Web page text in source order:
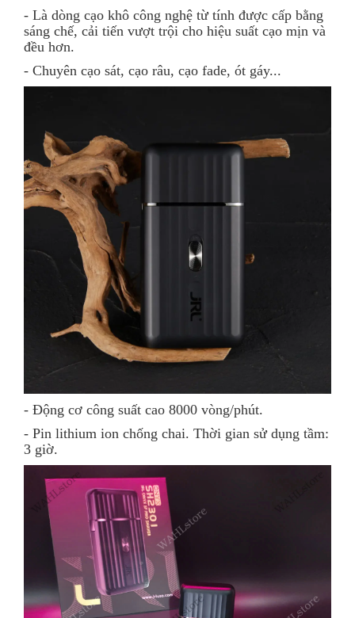
- Là dòng cạo khô công nghệ từ tính được cấp bằng
sáng chế, cải tiến vượt trội cho hiệu suất cạo mịn và
đều hơn.
- Chuyên cạo sát, cạo râu, cạo fade, ót gáy...
- Động cơ công suất cao 8000 vòng/phút.
- Pin lithium ion chống chai. Thời gian sử dụng tầm:
3 giờ.